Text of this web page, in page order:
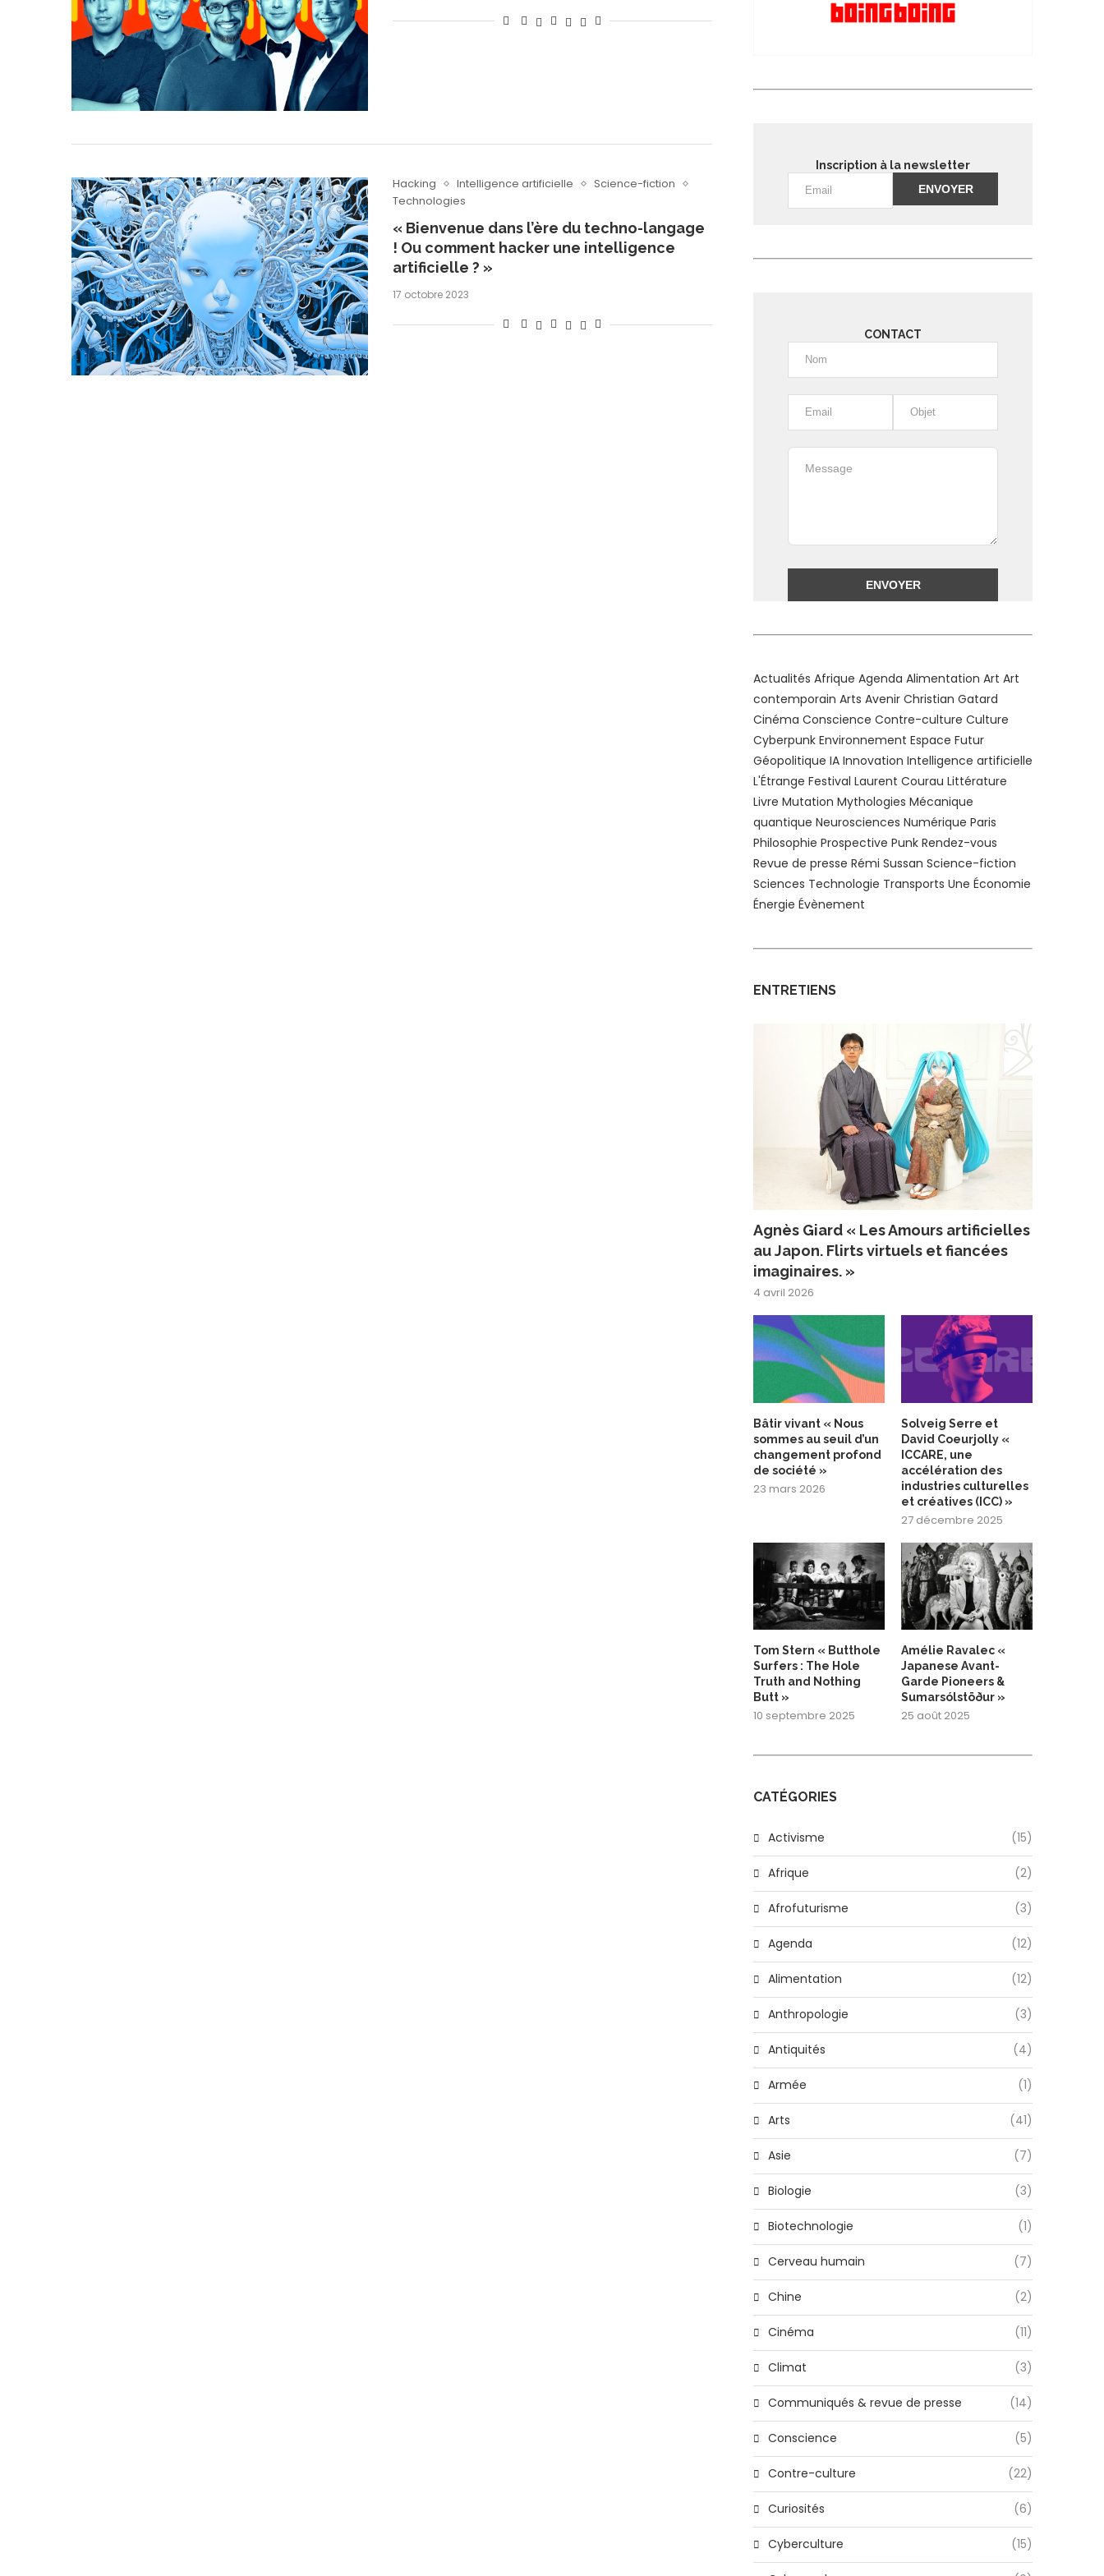
Hacking Intelligence artificielle
Science-fiction
Technologies
« Bienvenue dans l’ère du techno-langage
! Ou comment hacker une intelligence
artificielle ? »
17 octobre 2023
Inscription à la newsletter
CONTACT
Actualités Afrique Agenda Alimentation Art Art
contemporain Arts Avenir Christian Gatard
Cinéma Conscience Contre-culture Culture
Cyberpunk Environnement Espace Futur
Géopolitique IA Innovation Intelligence artificielle
L'Étrange Festival Laurent Courau Littérature
Livre Mutation Mythologies Mécanique
quantique Neurosciences Numérique Paris
Philosophie Prospective Punk Rendez-vous
Revue de presse Rémi Sussan Science-fiction
Sciences Technologie Transports Une Économie
Énergie Évènement
ENTRETIENS
Agnès Giard « Les Amours artificielles
au Japon. Flirts virtuels et fiancées
imaginaires. »
4 avril 2026
Bâtir vivant « Nous
sommes au seuil d’un
changement profond
de société »
23 mars 2026
Solveig Serre et
David Coeurjolly «
ICCARE, une
accélération des
industries culturelles
et créatives (ICC) »
27 décembre 2025
Tom Stern « Butthole
Surfers : The Hole
Truth and Nothing
Butt »
10 septembre 2025
Amélie Ravalec «
Japanese Avant-
Garde Pioneers &
Sumarsólstöður »
25 août 2025
CATÉGORIES
Activisme (15)
Afrique (2)
Afrofuturisme (3)
Agenda (12)
Alimentation (12)
Anthropologie (3)
Antiquités (4)
Armée (1)
Arts (41)
Asie (7)
Biologie (3)
Biotechnologie (1)
Cerveau humain (7)
Chine (2)
Cinéma (11)
Climat (3)
Communiqués & revue de presse (14)
Conscience (5)
Contre-culture (22)
Curiosités (6)
Cyberculture (15)